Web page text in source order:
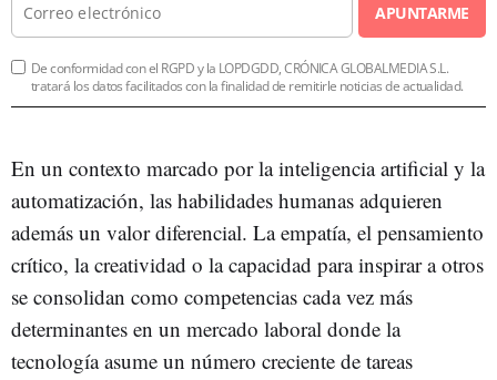
APUNTARME
De conformidad con el RGPD y la LOPDGDD, CRÓNICA GLOBALMEDIA S.L.
tratará los datos facilitados con la finalidad de remitirle noticias de actualidad.
En un contexto marcado por la inteligencia artificial y la
automatización, las habilidades humanas adquieren
además un valor diferencial. La empatía, el pensamiento
crítico, la creatividad o la capacidad para inspirar a otros
se consolidan como competencias cada vez más
determinantes en un mercado laboral donde la
tecnología asume un número creciente de tareas